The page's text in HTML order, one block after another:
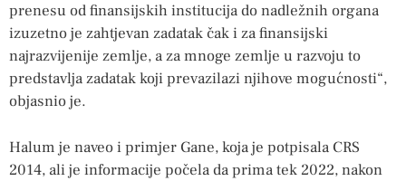
prenesu od finansijskih institucija do nadležnih organa
izuzetno je zahtjevan zadatak čak i za finansijski
najrazvijenije zemlje, a za mnoge zemlje u razvoju to
predstavlja zadatak koji prevazilazi njihove mogućnosti“,
objasnio je.
Halum je naveo i primjer Gane, koja je potpisala CRS
2014, ali je informacije počela da prima tek 2022, nakon